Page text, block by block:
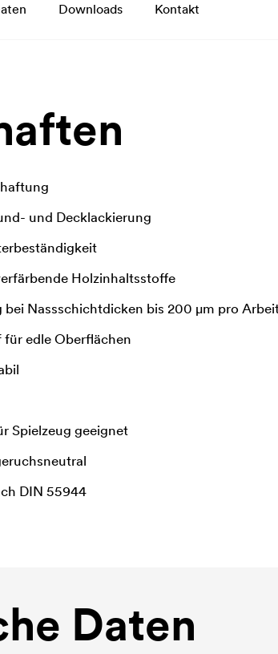
Downloads Kontakt
und Decklackierung
Holzinhaltsstoffe
Nassschichtdicken bis 200 μm pro
für edle Oberflächen
Spielzeug geeignet
DIN 55944
Daten